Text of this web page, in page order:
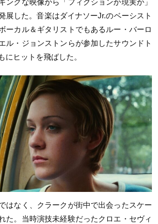
ングな映像から「フィクションか現実か」
展した。音楽はダイナソーJr.のベーシスト
ーカル＆ギタリストでもあるルー・バーロ
ル・ジョンストンらが参加したサウンドト
にヒットを飛ばした。
はなく、クラークが街中で出会ったスケー
た。当時演技未経験だったクロエ・セヴィ